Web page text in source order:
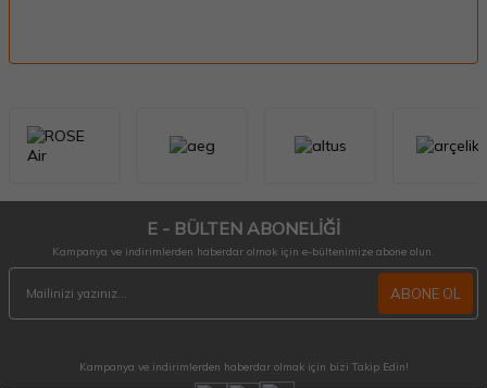
E - BÜLTEN ABONELİĞİ
Kampanya ve indirimlerden haberdar olmak için e-bültenimize abone olun.
ABONE OL
Kampanya ve indirimlerden haberdar olmak için bizi Takip Edin!